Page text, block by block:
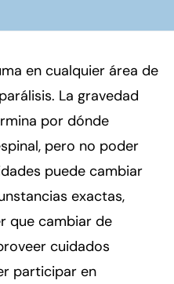
en cualquier área de
La gravedad
por dónde
pero no poder
puede cambiar
exactas,
que cambiar de
cuidados
participar en